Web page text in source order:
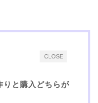
CLOSE
りと購入どちらが